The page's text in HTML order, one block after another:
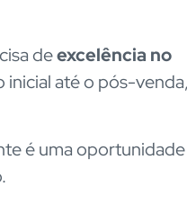
deexcelência no
inicial até o pós-
é uma